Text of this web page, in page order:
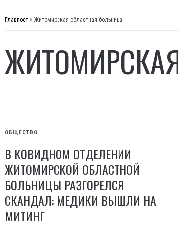
Главпост > Житомирская областная больница
ОБЩЕСТВО
В КОВИДНОМ ОТДЕЛЕНИИ
ЖИТОМИРСКОЙ ОБЛАСТНОЙ
БОЛЬНИЦЫ РАЗГОРЕЛСЯ
СКАНДАЛ: МЕДИКИ ВЫШЛИ НА
МИТИНГ